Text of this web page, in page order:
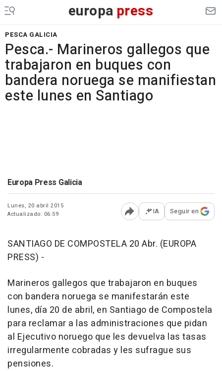
europa press
PESCA GALICIA
Pesca.- Marineros gallegos que
trabajaron en buques con
bandera noruega se manifiestan
este lunes en Santiago
Europa Press Galicia
Lunes, 20 abril 2015
Actualizado: 06:59
Abrir opciones para
IA Seguir en
SANTIAGO DE COMPOSTELA 20 Abr. (EUROPA
PRESS) -
Marineros gallegos que trabajaron en buques
con bandera noruega se manifestarán este
lunes, día 20 de abril, en Santiago de Compostela
para reclamar a las administraciones que pidan
al Ejecutivo noruego que les devuelva las tasas
irregularmente cobradas y les sufrague sus
pensiones.